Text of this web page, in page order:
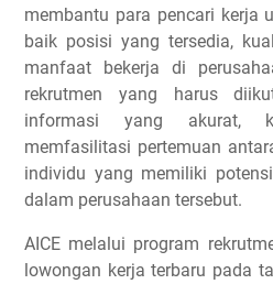
membantu para pencari kerja
baik posisi yang tersedia,
manfaat bekerja di
rekrutmen yang harus
informasi yang akurat,
memfasilitasi pertemuan
individu yang memiliki
dalam perusahaan tersebut.
AICE melalui program
lowongan kerja terbaru pada